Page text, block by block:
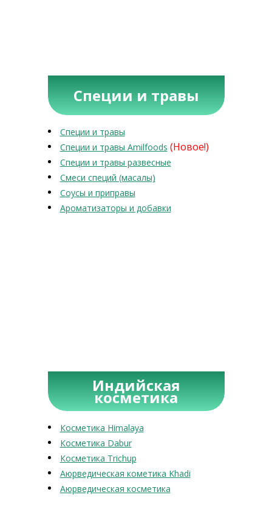
Специи и травы
Специи и травы
Специи и травы Amilfoods (Новое!)
Специи и травы развесные
Смеси специй (масалы)
Соусы и приправы
Ароматизаторы и добавки
Индийская
косметика
Косметика Himalaya
Косметика Dabur
Косметика Trichup
Аюрведическая кометика Khadi
Аюрведическая косметика